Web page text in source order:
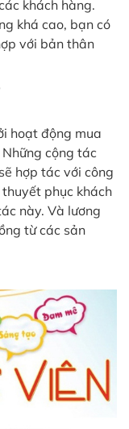
khách hàng.
khá cao, bạn có
với bản thân
hoạt động mua
cộng tác
hợp tác với công
phục khách
này. Và lương
từ các sản